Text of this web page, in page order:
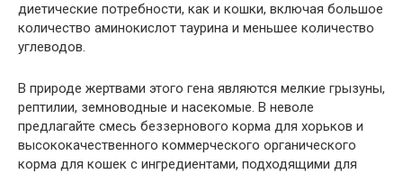
диетические потребности, как и кошки, включая большое
количество аминокислот таурина и меньшее количество
углеводов.
В природе жертвами этого гена являются мелкие грызуны,
рептилии, земноводные и насекомые. В неволе
предлагайте смесь беззернового корма для хорьков и
высококачественного коммерческого органического
корма для кошек с ингредиентами, подходящими для